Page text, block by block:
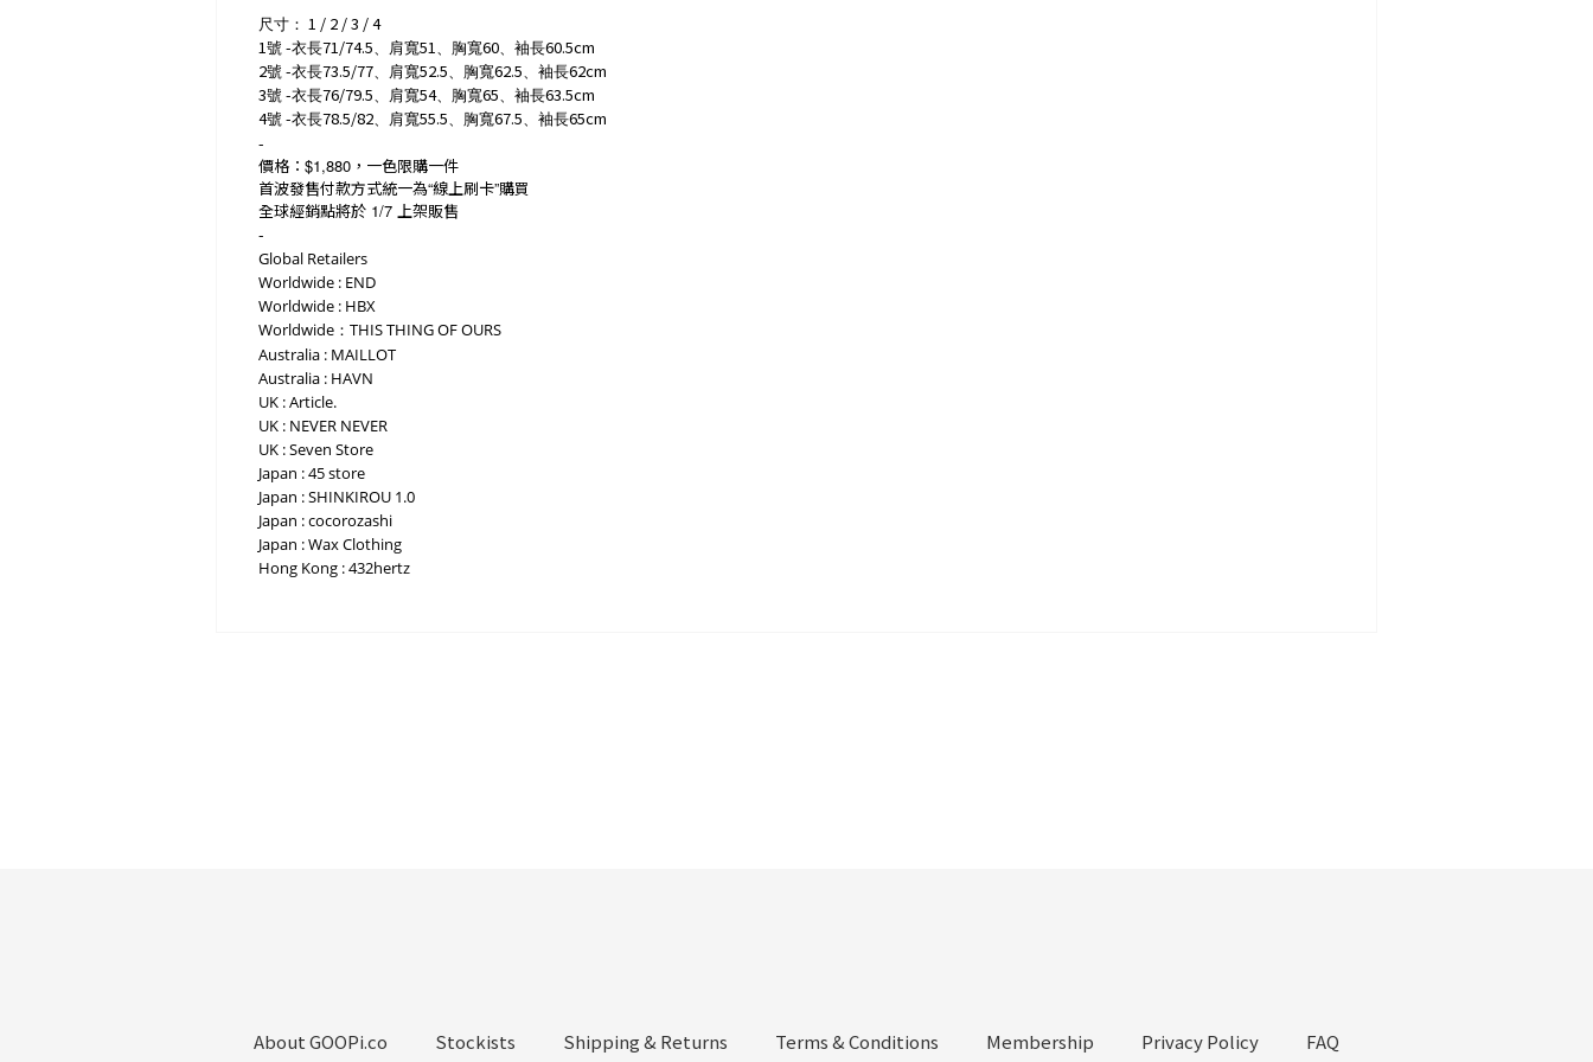
尺寸： 1 / 2 / 3 / 4
1號 -衣長71/74.5、肩寬51、胸寬60、袖長60.5cm
2號 -衣長73.5/77、肩寬52.5、胸寬62.5、袖長62cm
3號 -衣長76/79.5、肩寬54、胸寬65、袖長63.5cm
4號 -衣長78.5/82、肩寬55.5、胸寬67.5、袖長65cm
-
價格： $1,880 ，一色限購一件
首波發售付款方式統一為“線上刷卡”購買
全球經銷點將於 1/7 上架販售
-
Global Retailers
Worldwide : END
Worldwide : HBX
Worldwide：THIS THING OF OURS
Australia : MAILLOT
Australia : HAVN
UK : Article.
UK : NEVER NEVER
UK : Seven Store
Japan : 45 store
Japan : SHINKIROU 1.0
Japan : cocorozashi
Japan : Wax Clothing
Hong Kong : 432hertz
About GOOPi.co Stockists Shipping & Returns Terms & Conditions Membership Privacy Policy FAQ